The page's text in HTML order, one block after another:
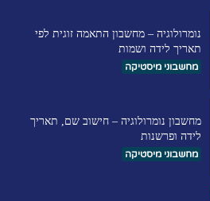
נומרולוגיה – מחשבון התאמה זוגית לפי
תאריך לידה ושמות
מחשבוני מיסטיקה
מחשבון נומרולוגיה – חישוב שם, תאריך
לידה ופרשנות
מחשבוני מיסטיקה